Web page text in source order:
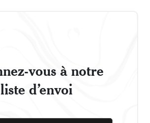
vous à notre
liste d’envoi